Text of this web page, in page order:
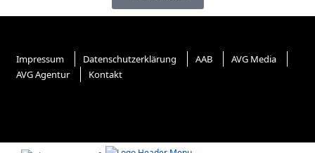
Impressum Datenschutzerklärung AAB
AVG Media
AVG Agentur
Kontakt